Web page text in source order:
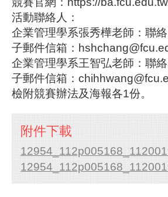
活動聯絡人：
企業管理學系張秀樺老師：聯
子郵件信箱：
企業管理學系王智弘老師：聯
子郵件信箱：
檢附競賽辦法及海報各1份。
附件下載